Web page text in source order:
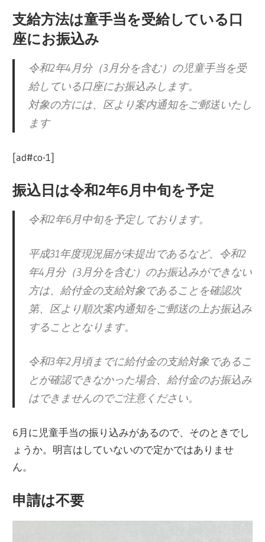
支給方法は童手当を受給している口
座にお振込み
令和2年4月分（3月分を含む）の児童手当を受
給している口座にお振込みします。
対象の方には、区より案内通知をご郵送いたし
ます
[ad#co-1]
振込日は令和2年6月中旬を予定
令和2年6月中旬を予定しております。
平成31年度現況届が未提出であるなど、令和2
年4月分（3月分を含む）のお振込みができない
方は、給付金の支給対象であることを確認次
第、区より順次案内通知をご郵送の上お振込み
することとなります。
令和3年2月頃までに給付金の支給対象であるこ
とが確認できなかった場合、給付金のお振込み
はできませんのでご注意ください。
6月に児童手当の振り込みがあるので、そのときでし
ょうか。明言はしていないので定かではありませ
ん。
申請は不要